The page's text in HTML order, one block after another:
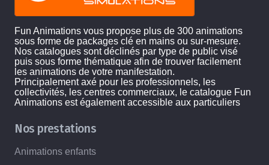
Fun Animations vous propose plus de 300 animations
sous forme de packages clé en mains ou sur-mesure.
Nos catalogues sont déclinés par type de public visé
puis sous forme thématique afin de trouver facilement
les animations de votre manifestation.
Principalement axé pour les professionnels, les
collectivités, les centres commerciaux, le catalogue Fun
Animations est également accessible aux particuliers
Nos prestations
Animations enfants